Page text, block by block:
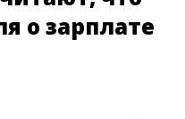
о зарплате